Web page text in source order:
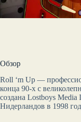
Обзор
Roll ‘m Up —
конца 90-х с
создана Lostboys
Нидерландов в 1998